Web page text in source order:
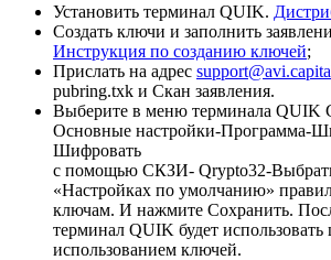
Установить терминал QUIK.
Создать ключи и заполнить
Инструкция по созданию ключей;
Прислать на адрес
pubring.txk и Скан заявления.
Выберите в меню терминала QUIK
Основные настройки-Программа-
Шифровать
с помощью СКЗИ- Qrypto32-
«Настройках по умолчанию»
ключам. И нажмите Сохранить.
терминал QUIK будет
использованием ключей.